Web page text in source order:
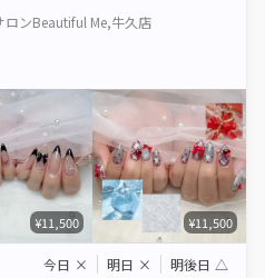
ロンBeautiful Me,牛久店
¥11,500 ¥11,500
今日 × 明日 × 明後日 △